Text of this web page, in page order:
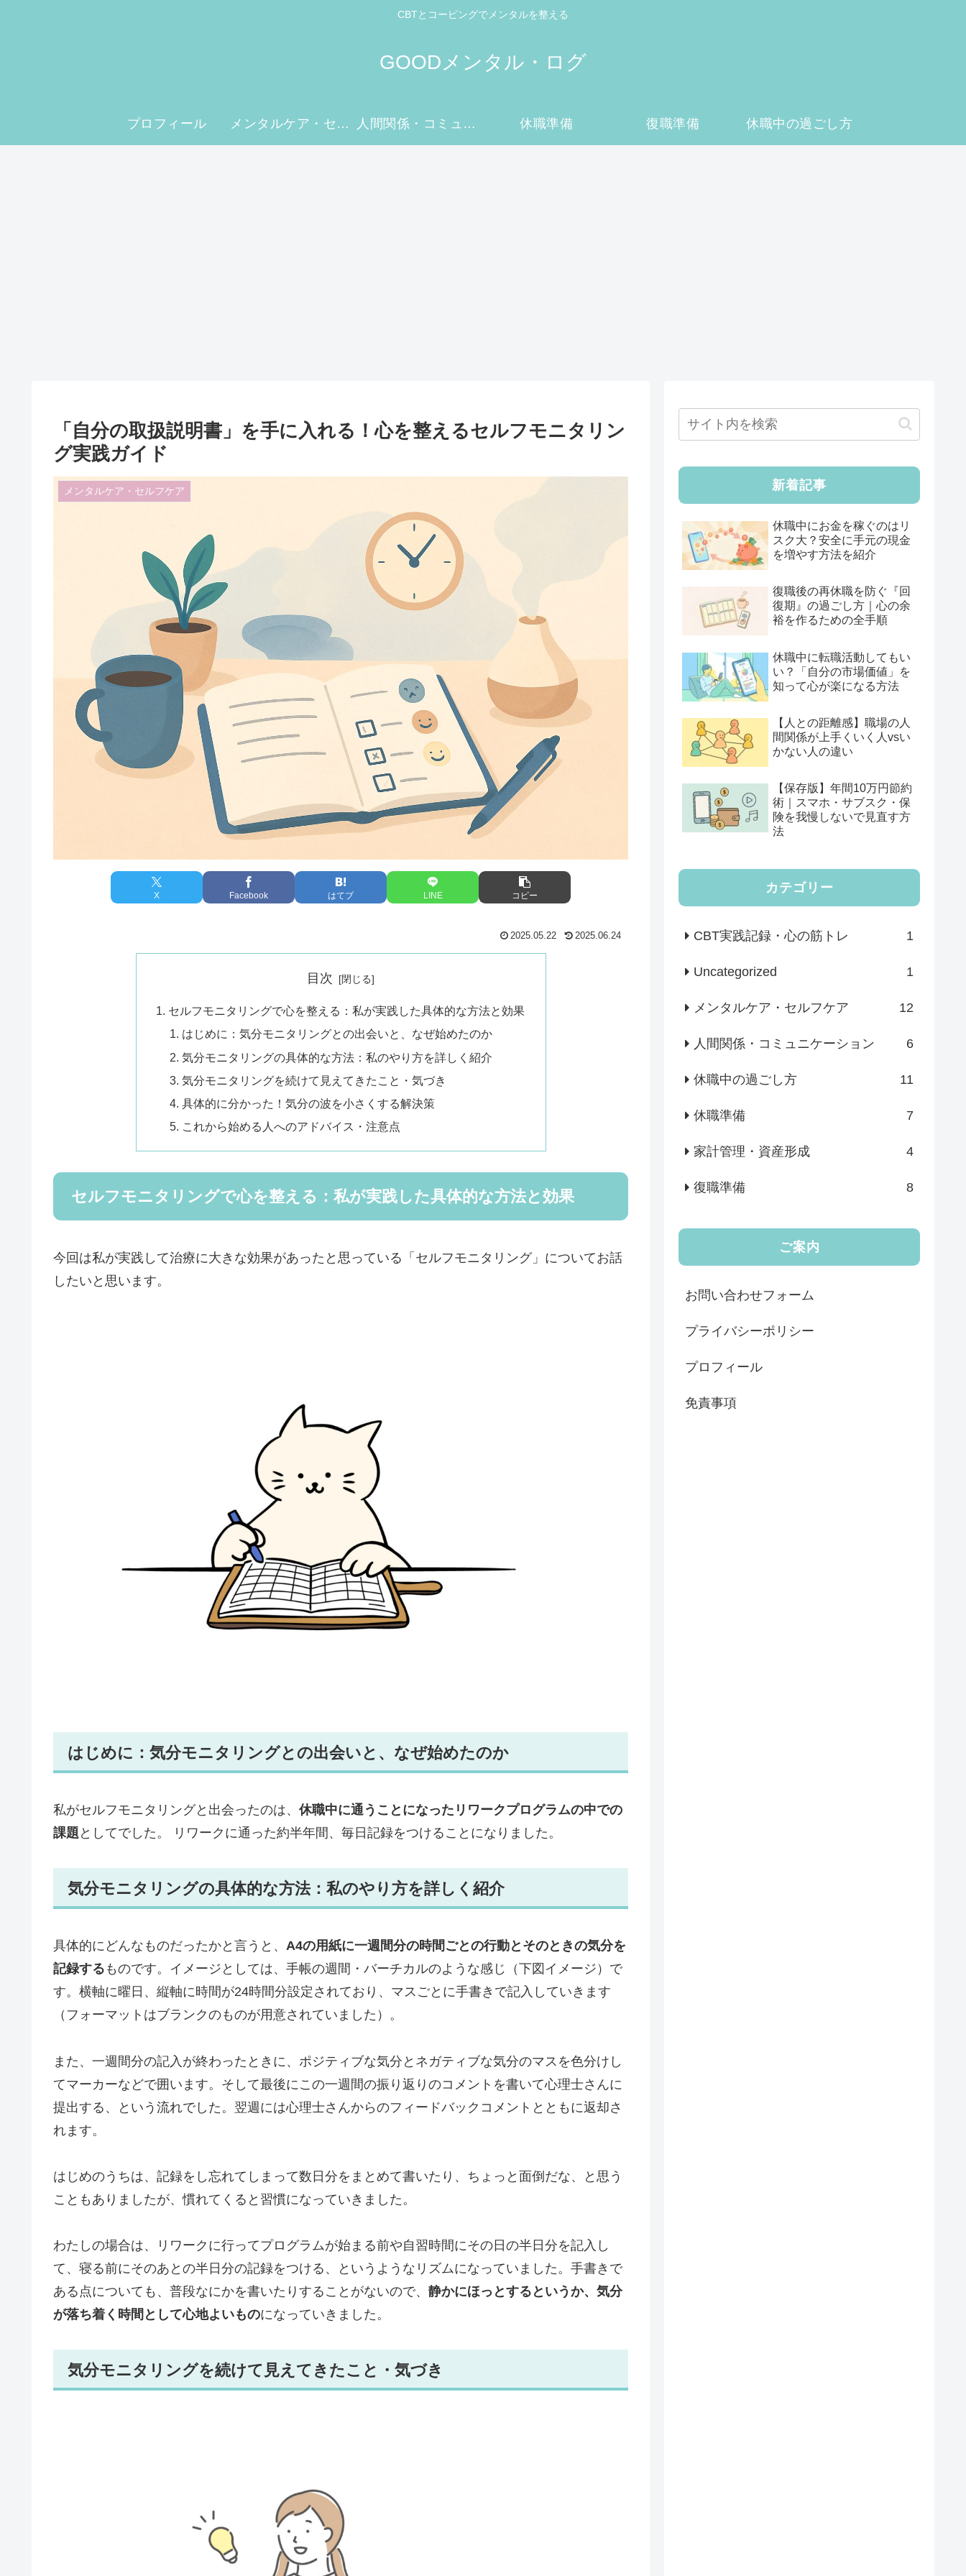
CBTとコーピングでメンタルを整える
GOODメンタル・ログ
プロフィール メンタルケア・セルフケア 人間関係・コミュニケーション 休職準備 復職準備 休職中の過ごし方
「自分の取扱説明書」を手に入れる！心を整えるセルフモニタリン
グ実践ガイド
メンタルケア・セルフケア
X Facebook はてブ LINE コピー
2025.05.22 2025.06.24
目次
セルフモニタリングで心を整える：私が実践した具体的な方法と効果
はじめに：気分モニタリングとの出会いと、なぜ始めたのか
気分モニタリングの具体的な方法：私のやり方を詳しく紹介
気分モニタリングを続けて見えてきたこと・気づき
具体的に分かった！気分の波を小さくする解決策
これから始める人へのアドバイス・注意点
セルフモニタリングで心を整える：私が実践した具体的な方法と効果
今回は私が実践して治療に大きな効果があったと思っている「セルフモニタリング」についてお話
したいと思います。
はじめに：気分モニタリングとの出会いと、なぜ始めたのか
私がセルフモニタリングと出会ったのは、 休職中に通うことになったリワークプログラムの中での
課題 としてでした。 リワークに通った約半年間、毎日記録をつけることになりました。
気分モニタリングの具体的な方法：私のやり方を詳しく紹介
具体的にどんなものだったかと言うと、 A4の用紙に一週間分の時間ごとの行動とそのときの気分を
記録する ものです。イメージとしては、手帳の週間・バーチカルのような感じ（下図イメージ）で
す。横軸に曜日、縦軸に時間が24時間分設定されており、マスごとに手書きで記入していきます
（フォーマットはブランクのものが用意されていました）。
また、一週間分の記入が終わったときに、ポジティブな気分とネガティブな気分のマスを色分けし
てマーカーなどで囲います。そして最後にこの一週間の振り返りのコメントを書いて心理士さんに
提出する、という流れでした。翌週には心理士さんからのフィードバックコメントとともに返却さ
れます。
はじめのうちは、記録をし忘れてしまって数日分をまとめて書いたり、ちょっと面倒だな、と思う
こともありましたが、慣れてくると習慣になっていきました。
わたしの場合は、リワークに行ってプログラムが始まる前や自習時間にその日の半日分を記入し
て、寝る前にそのあとの半日分の記録をつける、というようなリズムになっていました。手書きで
ある点についても、普段なにかを書いたりすることがないので、 静かにほっとするというか、気分
が落ち着く時間として心地よいものになっていきました。
気分モニタリングを続けて見えてきたこと・気づき
新着記事
休職中にお金を稼ぐのはリ
スク大？安全に手元の現金
を増やす方法を紹介
復職後の再休職を防ぐ『回
復期』の過ごし方｜心の余
裕を作るための全手順
休職中に転職活動してもい
い？「自分の市場価値」を
知って心が楽になる方法
【人との距離感】職場の人
間関係が上手くいく人vsい
かない人の違い
【保存版】年間10万円節約
術｜スマホ・サブスク・保
険を我慢しないで見直す方
法
カテゴリー
CBT実践記録・心の筋トレ 1
Uncategorized 1
メンタルケア・セルフケア 12
人間関係・コミュニケーション 6
休職中の過ごし方 11
休職準備 7
家計管理・資産形成 4
復職準備 8
ご案内
お問い合わせフォーム
プライバシーポリシー
プロフィール
免責事項